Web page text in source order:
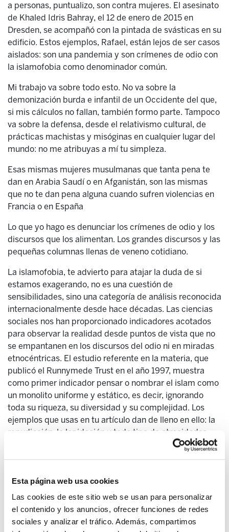
Esta página web usa cookies
Las cookies de este sitio web se usan para personalizar
el contenido y los anuncios, ofrecer funciones de redes
sociales y analizar el tráfico. Además, compartimos
a personas, puntualizo, son contra mujeres. El asesinato
de Khaled Idris Bahray, el 12 de enero de 2015 en
Dresden, se acompañó con la pintada de svásticas en su
edificio. Estos ejemplos, Rafael, están lejos de ser casos
aislados: son una pandemia y son crímenes de odio con
la islamofobia como denominador común.
Mi trabajo va sobre todo esto. No va sobre la
demonización burda e infantil de un Occidente del que,
si mis cálculos no fallan, también formo parte. Tampoco
va sobre la defensa, desde el relativismo cultural, de
prácticas machistas y misóginas en cualquier lugar del
mundo: no me atribuyas a mí tu simpleza.
Esas mismas mujeres musulmanas que tanta pena te
dan en Arabia Saudí o en Afganistán, son las mismas
que no te dan pena alguna cuando sufren violencias en
Francia o en España
Lo que yo hago es denunciar los crímenes de odio y los
discursos que los alimentan. Los grandes discursos y las
pequeñas columnas llenas de veneno cotidiano.
La islamofobia, te advierto para atajar la duda de si
estamos exagerando, no es una cuestión de
sensibilidades, sino una categoría de análisis reconocida
internacionalmente desde hace décadas. Las ciencias
sociales nos han proporcionado indicadores acotados
para observar la realidad desde puntos de vista que no
se empantanen en los discursos del odio ni en miradas
etnocéntricas. El estudio referente en la materia, que
publicó el Runnymede Trust en el año 1997, muestra
como primer indicador pensar o nombrar el islam como
un monolito uniforme y estático, es decir, ignorando
toda su riqueza, su diversidad y su complejidad. Los
ejemplos que usas en tu artículo dan de lleno en ello: la
repudiación, la lapidación y todo tipo de atrocidades
contra los derechos de las mujeres corresponden a la
realidad sanguinaria de algunos países musulmanes
intensidad que posiblemente ni conozcas), pero a
menudo obviamos que las víctimas de estos horrores
también son musulmanas. Que lo son los asesinos del
EI, pero también las combatientes de Kobane y la gran